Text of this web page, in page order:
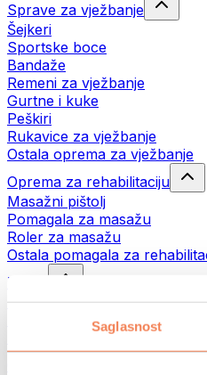
Saglasnost
Sprave za vježbanje
Šejkeri
Sportske boce
Bandaže
Remeni za vježbanje
Gurtne i kuke
Peškiri
Rukavice za vježbanje
Ostala oprema za vježbanje
Oprema za rehabilitaciju
Masažni pištolj
Pomagala za masažu
Roler za masažu
Ostala pomagala za
Torbe
Torbe za hranu
Sportske torbe